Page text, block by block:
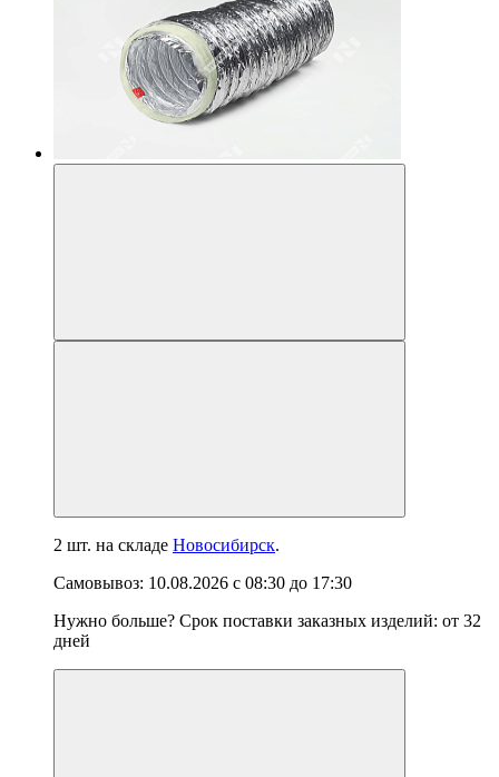
2 шт. на складе Новосибирск.
Самовывоз: 10.08.2026 с 08:30 до 17:30
Нужно больше? Срок поставки заказных изделий: от 32
дней